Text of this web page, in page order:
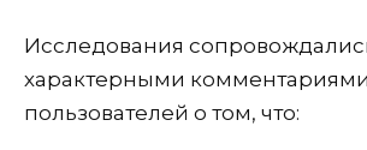
Исследования
характерными комментариями
пользователей о том, что: